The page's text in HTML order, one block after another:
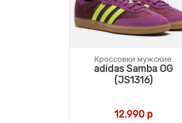
Кроссовки мужские
adidas Samba OG
(JS1316)
12.990р